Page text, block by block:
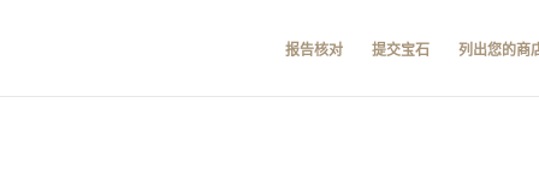
报告核对 提交宝石 列出您的商